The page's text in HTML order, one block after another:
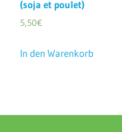
(soja et poulet)
5,50€
In den Warenkorb